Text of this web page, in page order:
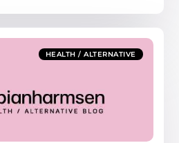
HEALTH / ALTERNATIVE